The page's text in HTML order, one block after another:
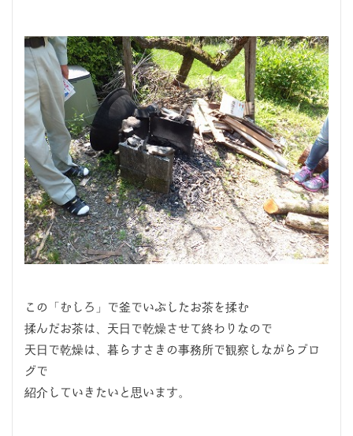
この「むしろ」で釜でいぶしたお茶を揉む
揉んだお茶は、天日で乾燥させて終わりなので
天日で乾燥は、暮らすさきの事務所で観察しながらブロ
グで
紹介していきたいと思います。